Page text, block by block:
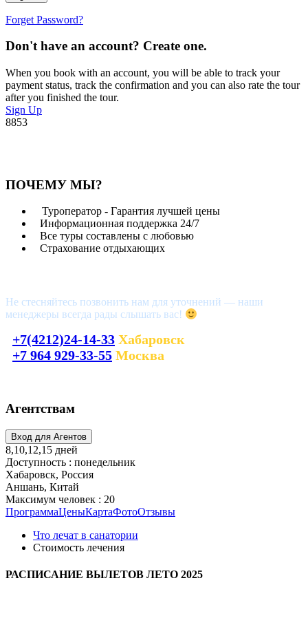
Forget Password?
Don't have an account? Create one.
When you book with an account, you will be able to track your
payment status, track the confirmation and you can also rate the tour
after you finished the tour.
Sign Up
8853
ПОЧЕМУ МЫ?
Туроператор - Гарантия лучшей цены
Информационная поддержка 24/7
Все туры составлены с любовью
Страхование отдыхающих
Не стесняйтесь позвонить нам для уточнений — наши
менеджеры всегда рады слышать вас!
+7(4212)24-14-33 Хабаровск
+7 964 929-33-55 Москва
Агентствам
8,10,12,15 дней
Доступность : понедельник
Хабаровск, Россия
Аншань, Китай
Максимум человек : 20
ПрограммаЦеныКартаФотоОтзывы
Что лечат в санатории
Стоимость лечения
РАСПИСАНИЕ ВЫЛЕТОВ ЛЕТО 2025